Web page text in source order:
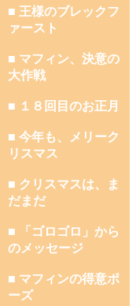
■ 王様のブレックフ
ァースト
■ マフィン、決意の
大作戦
■ １８回目のお正月
■ 今年も、メリーク
リスマス
■ クリスマスは、ま
だまだ
■ 「ゴロゴロ」から
のメッセージ
■ マフィンの得意ポ
ーズ